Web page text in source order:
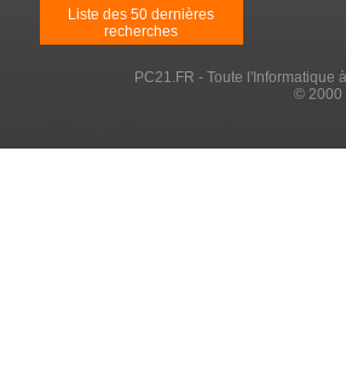
Liste des 50 dernières
recherches
PC21.FR - Toute l'Informatique
© 2000